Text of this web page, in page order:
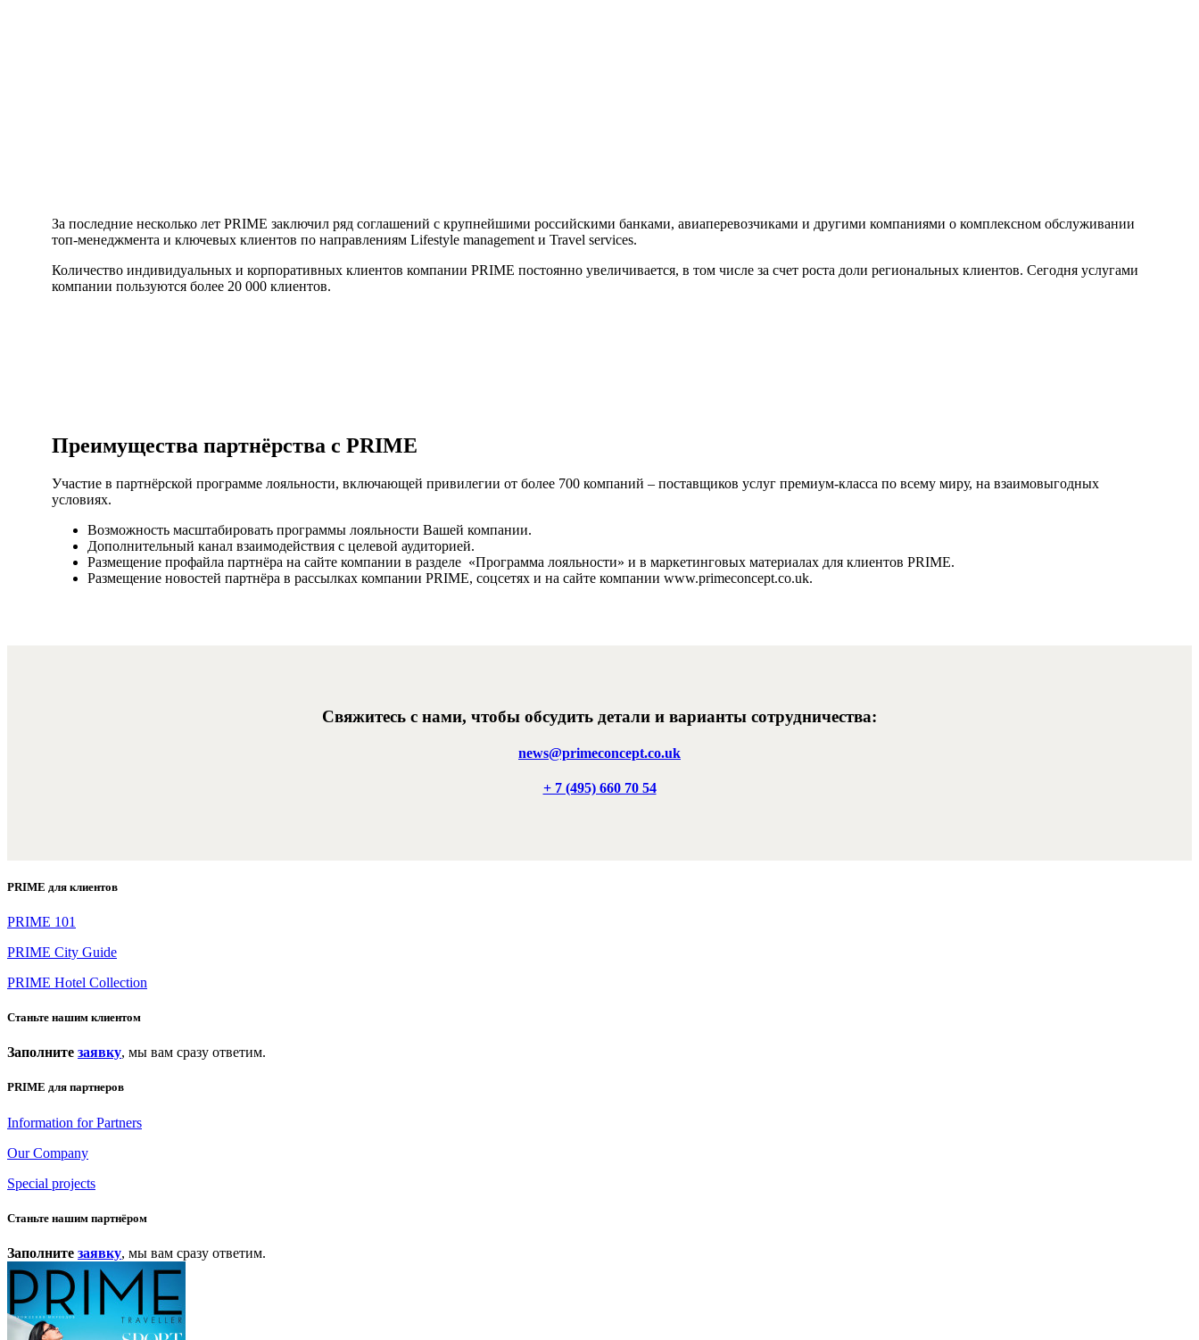
За последние несколько лет PRIME заключил ряд соглашений с крупнейшими российскими банками, авиаперевозчиками и другими компаниями о комплексном обслуживании
топ-менеджмента и ключевых клиентов по направлениям Lifestyle management и Travel services.
Количество индивидуальных и корпоративных клиентов компании PRIME постоянно увеличивается, в том числе за счет роста доли региональных клиентов. Сегодня услугами
компании пользуются более 20 000 клиентов.
Преимущества партнёрства с PRIME
Участие в партнёрской программе лояльности, включающей привилегии от более 700 компаний – поставщиков услуг премиум-класса по всему миру, на взаимовыгодных
условиях.
Возможность масштабировать программы лояльности Вашей компании.
Дополнительный канал взаимодействия с целевой аудиторией.
Размещение профайла партнёра на сайте компании в разделе «Программа лояльности» и в маркетинговых материалах для клиентов PRIME.
Размещение новостей партнёра в рассылках компании PRIME, соцсетях и на сайте компании www.primeconcept.co.uk.
Свяжитесь с нами, чтобы обсудить детали и варианты сотрудничества:
news@primeconcept.co.uk
+ 7 (495) 660 70 54
PRIME для клиентов
PRIME 101
PRIME City Guide
PRIME Hotel Collection
Станьте нашим клиентом
Заполните заявку, мы вам сразу ответим.
PRIME для партнеров
Information for Partners
Our Company
Special projects
Станьте нашим партнёром
Заполните заявку, мы вам сразу ответим.